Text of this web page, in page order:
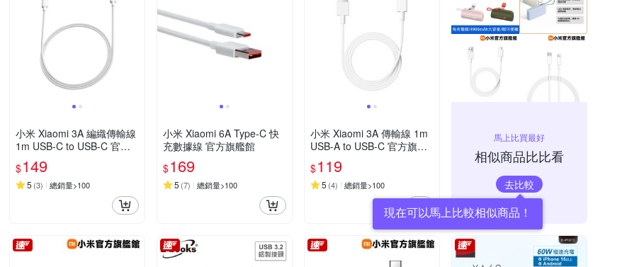
小米 Xiaomi 3A 編織傳輸線
1m USB-C to USB-C 官方
旗艦館
$149
5 (3) 總銷量>100
小米 Xiaomi 6A Type-C 快
充數據線 官方旗艦館
$169
5 (7) 總銷量>100
小米 Xiaomi 3A 傳輸線 1m
USB-A to USB-C 官方旗艦
$119
5 (4) 總銷量>100
馬上比買最好
相似商品比比看
去比較